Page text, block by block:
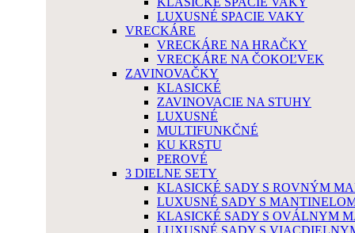
LUXUSNÉ SPACIE VAKY
VRECKÁRE
VRECKÁRE NA HRAČKY
VRECKÁRE NA ČOKOĽVEK
ZAVINOVAČKY
KLASICKÉ
ZAVINOVACIE NA STUHY
LUXUSNÉ
MULTIFUNKČNÉ
KU KRSTU
PEROVÉ
3 DIELNE SETY
KLASICKÉ SADY S ROVNÝM
LUXUSNÉ SADY S
KLASICKÉ SADY S OVÁLNYM